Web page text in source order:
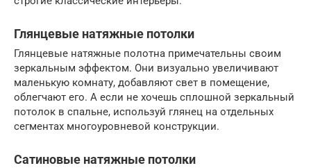
Глянцевые натяжные потолки
Глянцевые натяжные полотна примечательны своим
зеркальным эффектом. Они визуально увеличивают
маленькую комнату, добавляют свет в помещение,
облегчают его. А если не хочешь сплошной зеркальный
потолок в спальне, используй глянец на отдельных
сегментах многоуровневой конструкции.
Сатиновые натяжные потолки